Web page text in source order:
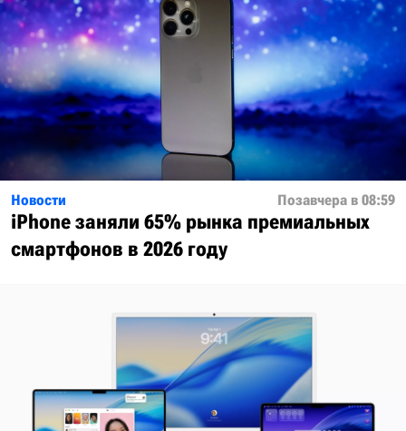
Новости Позавчера в 08:59
iPhone заняли 65% рынка премиальных
смартфонов в 2026 году